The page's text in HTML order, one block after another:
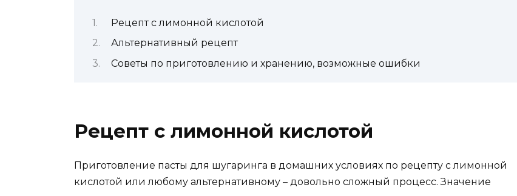
Рецепт с лимонной кислотой
Альтернативный рецепт
Советы по приготовлению и хранению, возможные ошибки
Рецепт с лимонной кислотой
Приготовление пасты для шугаринга в домашних условиях по рецепту с лимонной
кислотой или любому альтернативному – довольно сложный процесс. Значение